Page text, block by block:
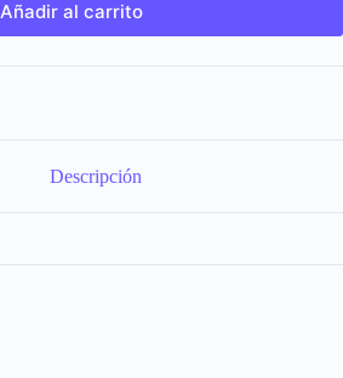
Añadir al carrito
Descripción